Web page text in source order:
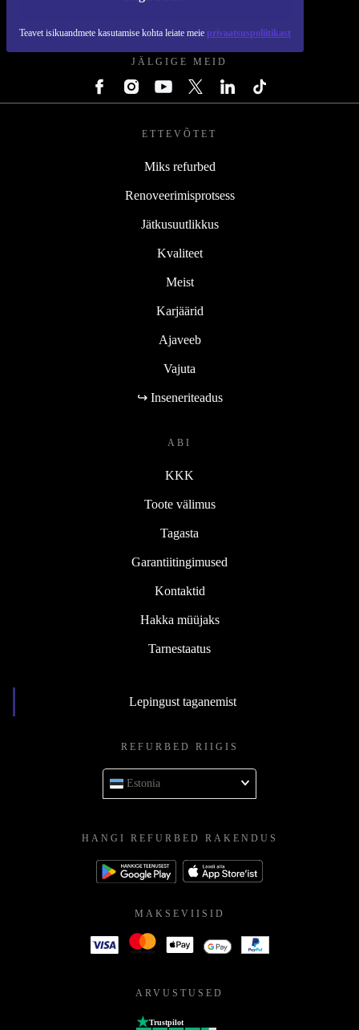
Teavet isikuandmete kasutamise kohta leiate meie privaatsuspoliitikast
JÄLGIGE MEID
ETTEVÕTET
Miks refurbed
Renoveerimisprotsess
Jätkusuutlikkus
Kvaliteet
Meist
Karjäärid
Ajaveeb
Vajuta
↪ Inseneriteadus
ABI
KKK
Toote välimus
Tagasta
Garantiitingimused
Kontaktid
Hakka müüjaks
Tarnestaatus
Lepingust taganemist
REFURBED RIIGIS
Estonia
HANGI REFURBED RAKENDUS
MAKSEVIISID
ARVUSTUSED
Trustpilot